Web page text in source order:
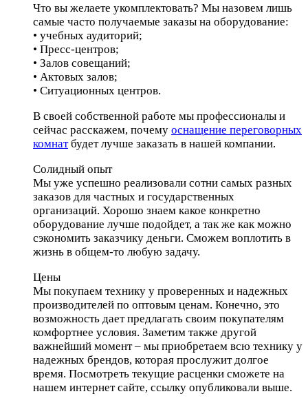
Что вы желаете укомплектовать? Мы назовем лишь
самые часто получаемые заказы на оборудование:
• учебных аудиторий;
• Пресс-центров;
• Залов совещаний;
• Актовых залов;
• Ситуационных центров.
В своей собственной работе мы профессионалы и
сейчас расскажем, почему оснащение переговорных
комнатбудет лучше заказать в нашей компании.
Солидный опыт
Мы уже успешно реализовали сотни самых разных
заказов для частных и государственных
организаций. Хорошо знаем какое конкретно
оборудование лучше подойдет, а так же как можно
сэкономить заказчику деньги. Сможем воплотить в
жизнь в общем-то любую задачу.
Цены
Мы покупаем технику у проверенных и надежных
производителей по оптовым ценам. Конечно, это
возможность дает предлагать своим покупателям
комфортнее условия. Заметим также другой
важнейший момент – мы приобретаем всю технику у
надежных брендов, которая прослужит долгое
время. Посмотреть текущие расценки сможете на
нашем интернет сайте, ссылку опубликовали выше.